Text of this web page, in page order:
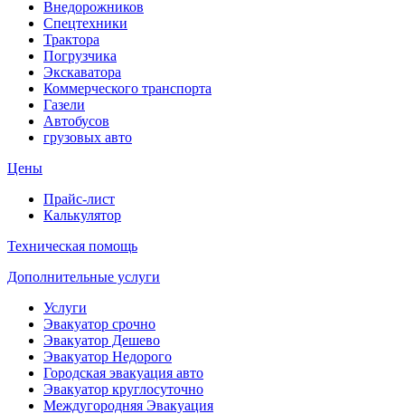
Внедорожников
Спецтехники
Трактора
Погрузчика
Экскаватора
Коммерческого транспорта
Газели
Автобусов
грузовых авто
Цены
Прайс-лист
Калькулятор
Техническая помощь
Дополнительные услуги
Услуги
Эвакуатор срочно
Эвакуатор Дешево
Эвакуатор Недорого
Городская эвакуация авто
Эвакуатор круглосуточно
Междугородняя Эвакуация